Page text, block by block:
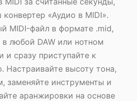
конвертер «Аудио в MIDI».
MIDI-файл в формате .mid,
в любой DAW или нотном
и сразу приступайте к
Настраивайте высоту тона,
заменяйте инструменты и
аранжировки на основе